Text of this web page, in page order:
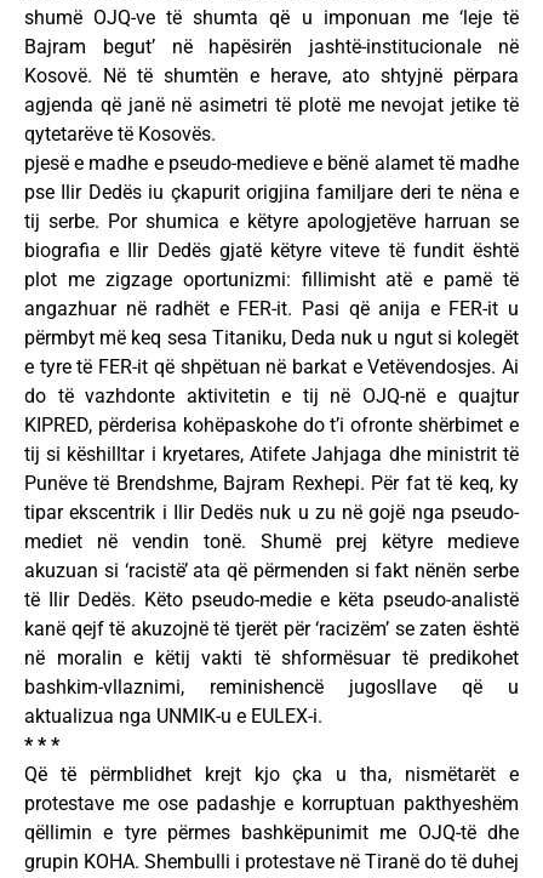
shumë OJQ-ve të shumta që u imponuan me ‘leje të
Bajram begut’ në hapësirën jashtë-institucionale në
Kosovë. Në të shumtën e herave, ato shtyjnë përpara
agjenda që janë në asimetri të plotë me nevojat jetike të
qytetarëve të Kosovës.
pjesë e madhe e pseudo-medieve e bënë alamet të madhe
pse Ilir Dedës iu çkapurit origjina familjare deri te nëna e
tij serbe. Por shumica e këtyre apologjetëve harruan se
biografia e Ilir Dedës gjatë këtyre viteve të fundit është
plot me zigzage oportunizmi: fillimisht atë e pamë të
angazhuar në radhët e FER-it. Pasi që anija e FER-it u
përmbyt më keq sesa Titaniku, Deda nuk u ngut si kolegët
e tyre të FER-it që shpëtuan në barkat e Vetëvendosjes. Ai
do të vazhdonte aktivitetin e tij në OJQ-në e quajtur
KIPRED, përderisa kohëpaskohe do t’i ofronte shërbimet e
tij si këshilltar i kryetares, Atifete Jahjaga dhe ministrit të
Punëve të Brendshme, Bajram Rexhepi. Për fat të keq, ky
tipar ekscentrik i Ilir Dedës nuk u zu në gojë nga pseudo-
mediet në vendin tonë. Shumë prej këtyre medieve
akuzuan si ‘racistë’ ata që përmenden si fakt nënën serbe
të Ilir Dedës. Këto pseudo-medie e këta pseudo-analistë
kanë qejf të akuzojnë të tjerët për ‘racizëm’ se zaten është
në moralin e këtij vakti të shformësuar të predikohet
bashkim-vllaznimi, reminishencë jugosllave që u
aktualizua nga UNMIK-u e EULEX-i.
* * *
Që të përmblidhet krejt kjo çka u tha, nismëtarët e
protestave me ose padashje e korruptuan pakthyeshëm
qëllimin e tyre përmes bashkëpunimit me OJQ-të dhe
grupin KOHA. Shembulli i protestave në Tiranë do të duhej